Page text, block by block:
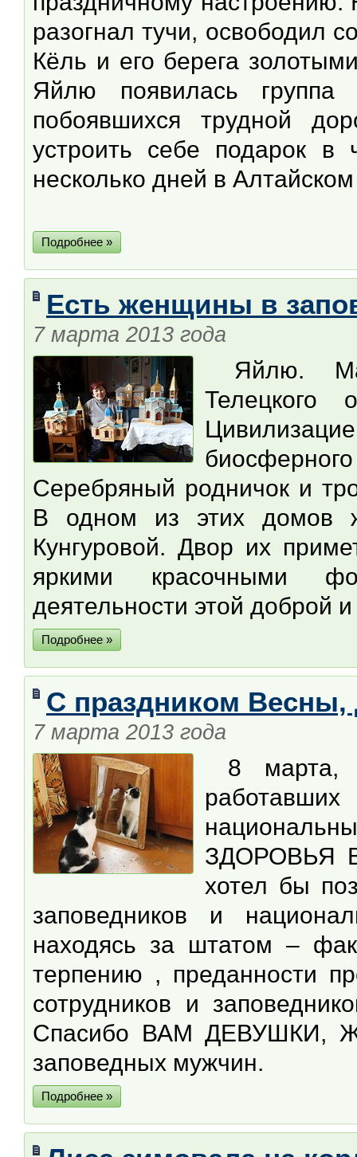
разогнал тучи, освободил
Кёль и его берега
Яйлю появилась
побоявшихся трудной
устроить себе подарок
несколько дней в
Подробнее »
Есть женщины в
7 марта 2013 года
Яйлю.
Серебряный родничок и
В одном из этих домов
Кунгуровой. Двор их
яркими красочными
деятельности этой доброй
Подробнее »
C праздником
7 марта 2013 года
8 марта,
ЗДОРОВЬЯ
хотел бы
заповедников и
находясь за штатом –
терпению , преданности
сотрудников и
Спасибо ВАМ ДЕВУШКИ,
заповедных мужчин.
Подробнее »